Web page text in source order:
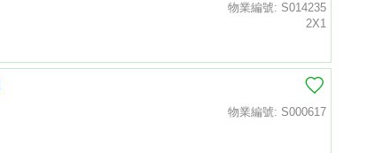
物業編號: S014235
2X1
物業編號: S000617